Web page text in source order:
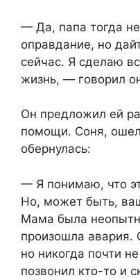
— Да, папа тогда
оправдание, но
сейчас. Я сделаю
жизнь, — говорил
Он предложил ей
помощи. Соня,
обернулась:
— Я понимаю, что
Но, может быть,
Мама была
произошла авария.
но никогда почти
позвонил кто-то и